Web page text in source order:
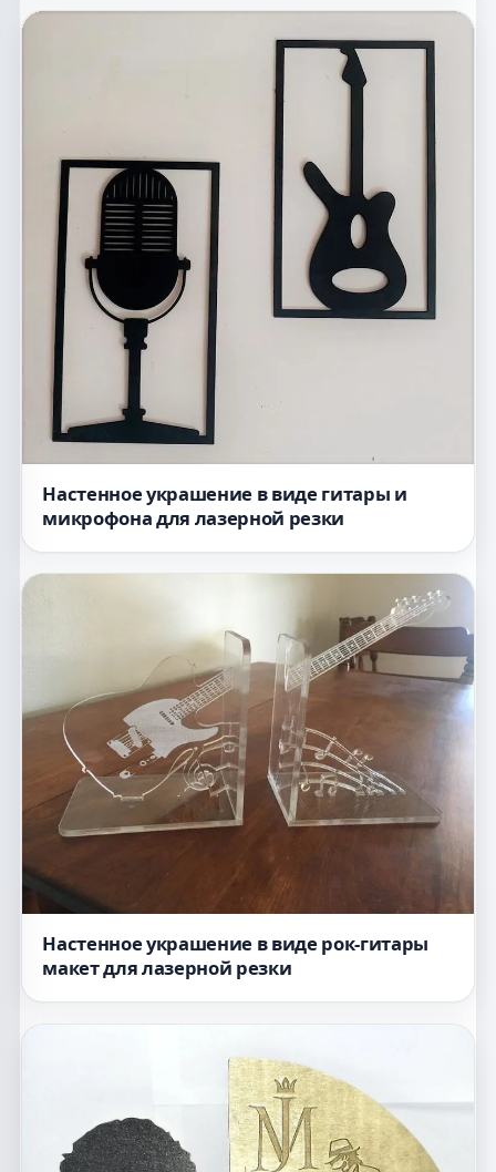
Настенное украшение в виде гитары и
микрофона для лазерной резки
Настенное украшение в виде рок-гитары
макет для лазерной резки